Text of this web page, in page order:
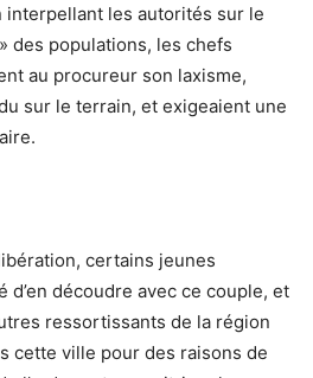
interpellant les autorités sur le
» des populations, les chefs
au procureur son laxisme,
sur le terrain, et exigeaient une
certains jeunes
d’en découdre avec ce couple, et
ressortissants de la région
cette ville pour des raisons de